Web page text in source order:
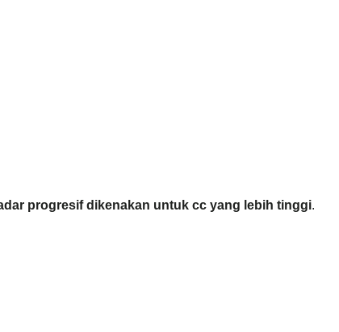
progresif dikenakan untuk cc yang lebih tinggi.